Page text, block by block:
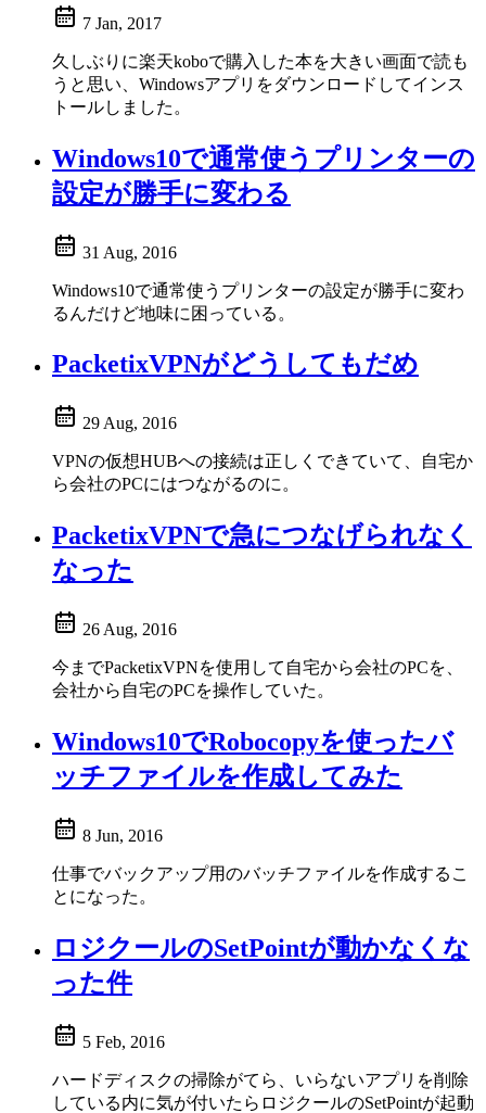
7 Jan, 2017
久しぶりに楽天koboで購入した本を大きい画面で読も
うと思い、Windowsアプリをダウンロードしてインス
トールしました。
Windows10で通常使うプリンターの
設定が勝手に変わる
31 Aug, 2016
Windows10で通常使うプリンターの設定が勝手に変わ
るんだけど地味に困っている。
PacketixVPNがどうしてもだめ
29 Aug, 2016
VPNの仮想HUBへの接続は正しくできていて、自宅か
ら会社のPCにはつながるのに。
PacketixVPNで急につなげられなく
なった
26 Aug, 2016
今までPacketixVPNを使用して自宅から会社のPCを、
会社から自宅のPCを操作していた。
Windows10でRobocopyを使ったバ
ッチファイルを作成してみた
8 Jun, 2016
仕事でバックアップ用のバッチファイルを作成するこ
とになった。
ロジクールのSetPointが動かなくな
った件
5 Feb, 2016
ハードディスクの掃除がてら、いらないアプリを削除
している内に気が付いたらロジクールのSetPointが起動